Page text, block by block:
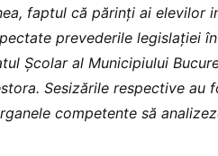
faptul că părinți ai elevilor
prevederile legislației
Şcolar al Municipiului
Sesizările respective au
competente să